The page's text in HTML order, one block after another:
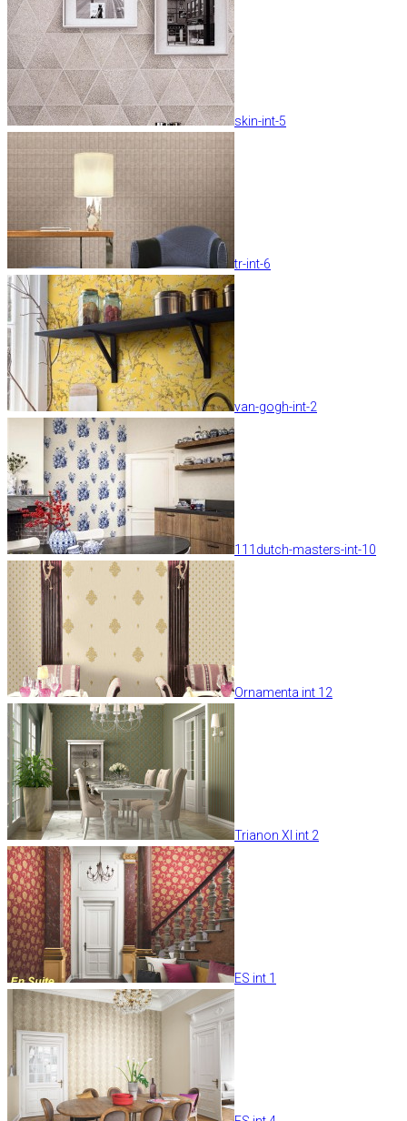
skin-int-5
tr-int-6
van-gogh-int-2
111dutch-masters-int-10
Ornamenta int 12
Trianon XI int 2
ES int 1